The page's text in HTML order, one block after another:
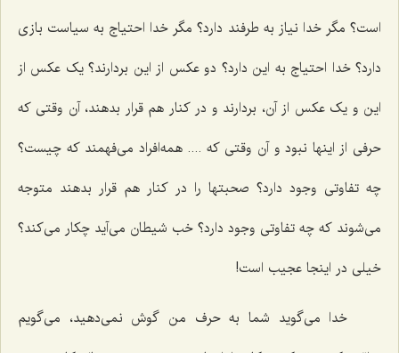
است؟ مگر خدا نیاز به طرفند دارد؟ مگر خدا احتیاج به سیاست بازی
دارد؟ خدا احتیاج به این دارد؟ دو عکس از این بردارند؟ یک عکس از
این و یک عکس از آن، بردارند و در کنار هم قرار بدهند، آن وقتی که
حرفی از اینها نبود و آن وقتی که .... همه‌افراد می‌فهمند که چیست؟
چه تفاوتی وجود دارد؟ صحبتها را در کنار هم قرار بدهند متوجه
می‌شوند که چه تفاوتی وجود دارد؟ خب شیطان می‌آید چکار می‌کند؟
خیلی در اینجا عجیب است!
خدا می‌گوید شما به حرف من گوش نمی‌دهید، می‌گویم